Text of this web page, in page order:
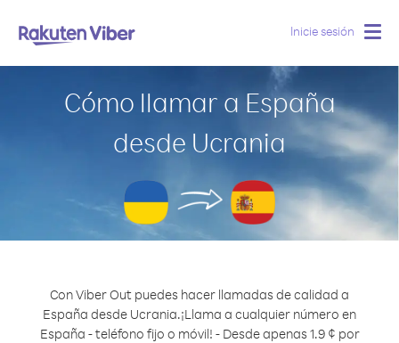
Inicie sesión
Cómo llamar a España
desde Ucrania
Con Viber Out puedes hacer llamadas de calidad a
España desde Ucrania.¡Llama a cualquier número en
España - teléfono fijo o móvil! - Desde apenas 1.9 ¢ por